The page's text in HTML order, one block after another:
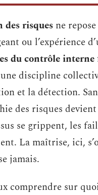
des risques ne
ou l’expérience
du contrôle interne
discipline
et la détection.
des risques
se grippent, les
La maîtrise, ici,
jamais.
comprendre sur